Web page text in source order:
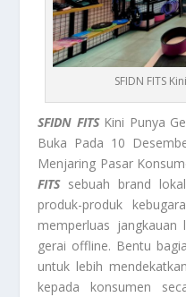
SFIDN FITS
SFIDN FITSKini Punya
Buka Pada 10
Menjaring Pasar
FITSsebuah brand
produk-produk
memperluas jangkauan
gerai offline. Bentu
untuk lebih
kepada konsumen